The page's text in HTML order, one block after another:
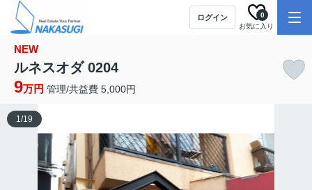
ログイン
お気に入り
0
NEW
ルネスオダ 0204
9万円 管理/共益費 5,000円
1/19